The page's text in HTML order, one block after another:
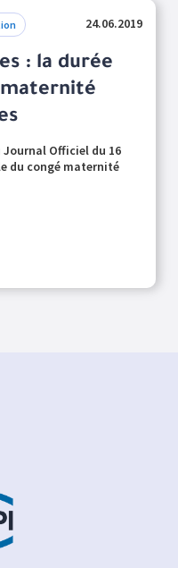
24.06.2019
: la durée
Journal Officiel du 16
du congé maternité